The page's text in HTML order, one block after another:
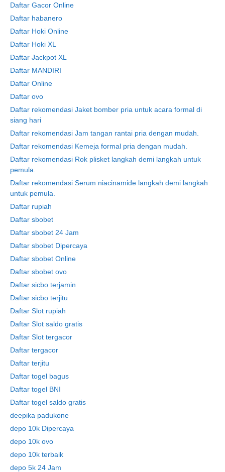
Daftar Gacor Online
Daftar habanero
Daftar Hoki Online
Daftar Hoki XL
Daftar Jackpot XL
Daftar MANDIRI
Daftar Online
Daftar ovo
Daftar rekomendasi Jaket bomber pria untuk acara formal di
siang hari
Daftar rekomendasi Jam tangan rantai pria dengan mudah.
Daftar rekomendasi Kemeja formal pria dengan mudah.
Daftar rekomendasi Rok plisket langkah demi langkah untuk
pemula.
Daftar rekomendasi Serum niacinamide langkah demi langkah
untuk pemula.
Daftar rupiah
Daftar sbobet
Daftar sbobet 24 Jam
Daftar sbobet Dipercaya
Daftar sbobet Online
Daftar sbobet ovo
Daftar sicbo terjamin
Daftar sicbo terjitu
Daftar Slot rupiah
Daftar Slot saldo gratis
Daftar Slot tergacor
Daftar tergacor
Daftar terjitu
Daftar togel bagus
Daftar togel BNI
Daftar togel saldo gratis
deepika padukone
depo 10k Dipercaya
depo 10k ovo
depo 10k terbaik
depo 5k 24 Jam